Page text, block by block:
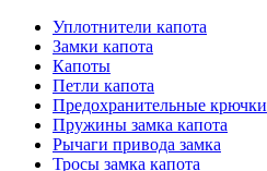
Уплотнители капота
Замки капота
Капоты
Петли капота
Предохранительные крючки
Пружины замка капота
Рычаги привода замка
Тросы замка капота